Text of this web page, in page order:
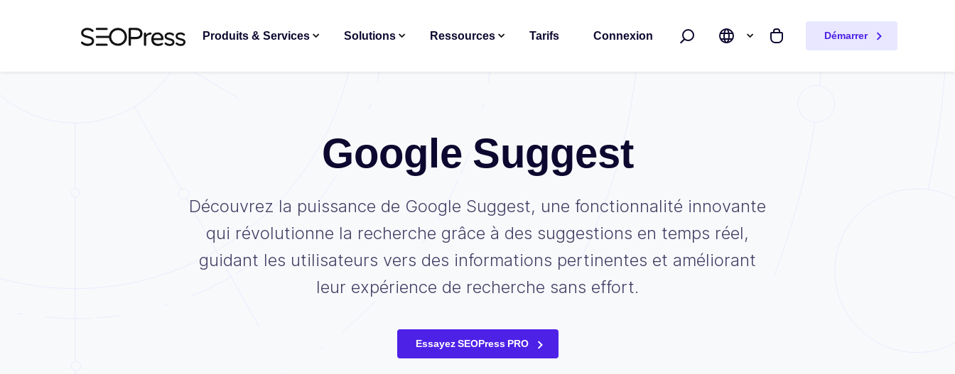
Produits & Services Solutions Ressources Tarifs Connexion
Rechercher Mon panier
Démarrer
Google Suggest
Découvrez la puissance de Google Suggest, une fonctionnalité innovante
qui révolutionne la recherche grâce à des suggestions en temps réel,
guidant les utilisateurs vers des informations pertinentes et améliorant
leur expérience de recherche sans effort.
Essayez SEOPress PRO